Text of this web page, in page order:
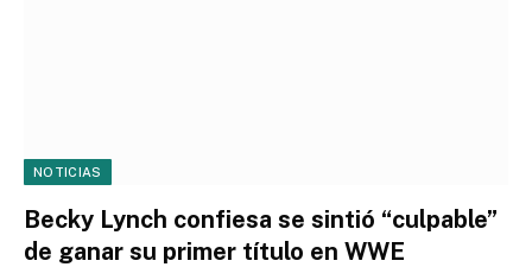
NOTICIAS
Becky Lynch confiesa se sintió “culpable”
de ganar su primer título en WWE